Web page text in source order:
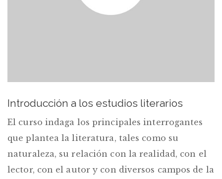
Introducción a los estudios literarios
El curso indaga los principales interrogantes
que plantea la literatura, tales como su
naturaleza, su relación con la realidad, con el
lector, con el autor y con diversos campos de la